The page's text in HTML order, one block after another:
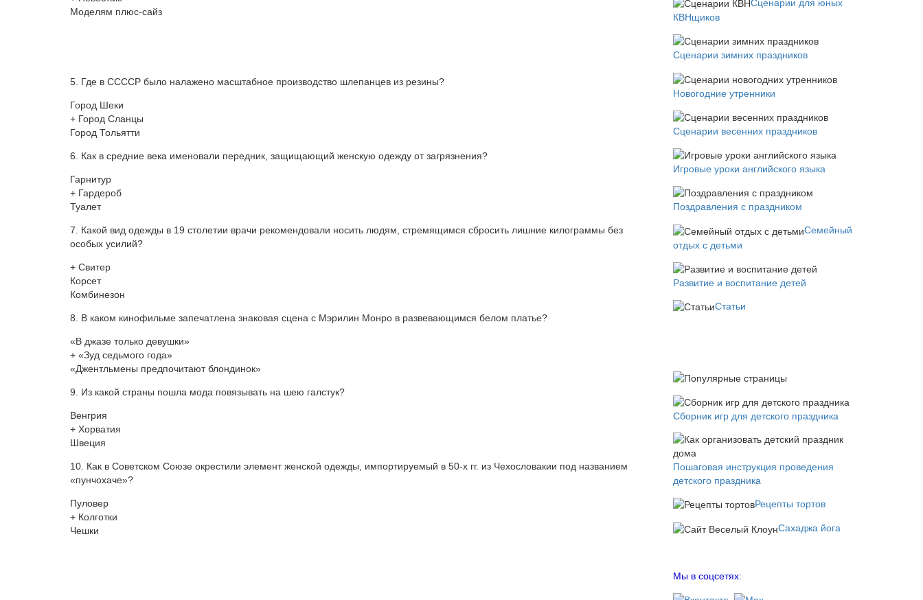
Моделям плюс-сайз
5. Где в ССССР было налажено масштабное производство шлепанцев из резины?
Город Шеки
+ Город Сланцы
Город Тольятти
6. Как в средние века именовали передник, защищающий женскую одежду от загрязнения?
Гарнитур
+ Гардероб
Туалет
7. Какой вид одежды в 19 столетии врачи рекомендовали носить людям, стремящимся сбросить лишние килограммы без
особых усилий?
+ Свитер
Корсет
Комбинезон
8. В каком кинофильме запечатлена знаковая сцена с Мэрилин Монро в развевающимся белом платье?
«В джазе только девушки»
+ «Зуд седьмого года»
«Джентльмены предпочитают блондинок»
9. Из какой страны пошла мода повязывать на шею галстук?
Венгрия
+ Хорватия
Швеция
10. Как в Советском Союзе окрестили элемент женской одежды, импортируемый в 50-х гг. из Чехословакии под названием
«пунчохаче»?
Пуловер
+ Колготки
Чешки
Сценарии для юных
КВНщиков
Сценарии зимних праздников
Новогодние утренники
Сценарии весенних праздников
Игровые уроки английского языка
Поздравления с праздником
Семейный
отдых с детьми
Развитие и воспитание детей
Статьи
Сборник игр для детского праздника
Пошаговая инструкция проведения
детского праздника
Рецепты тортов
Сахаджа йога
Мы в соцсетях: